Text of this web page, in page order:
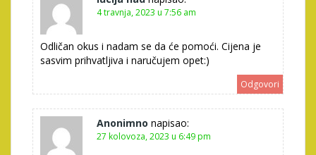
4 travnja, 2023 u 7:56 am
Odličan okus i nadam se da će pomoći. Cijena je
sasvim prihvatljiva i naručujem opet:)
Odgovori
Anonimno napisao:
27 kolovoza, 2023 u 6:49 pm